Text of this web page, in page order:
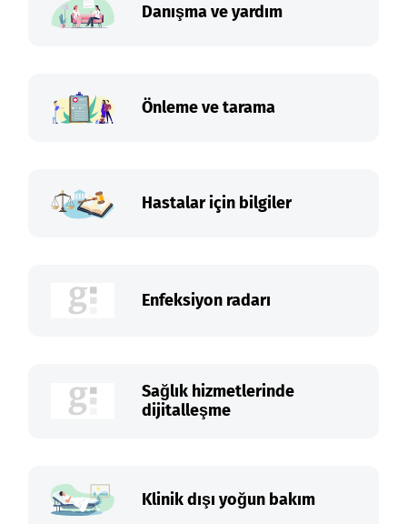
Danışma ve yardım
Önleme ve tarama
Hastalar için bilgiler
Enfeksiyon radarı
Sağlık hizmetlerinde
dijitalleşme
Klinik dışı yoğun bakım